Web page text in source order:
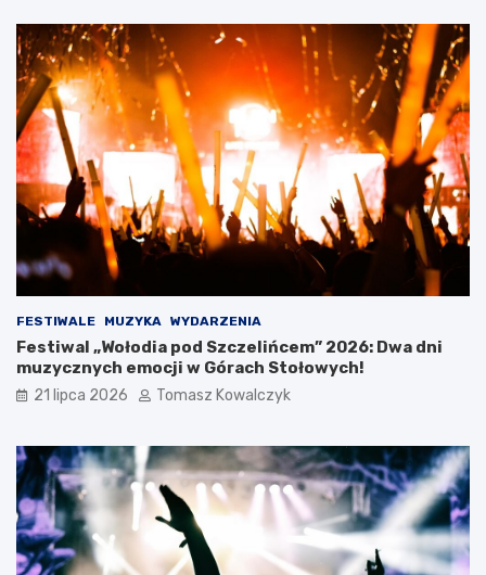
g
o
O
t
w
a
r
c
i
a
a
k
a
c
j
i
FESTIWALE MUZYKA WYDARZENIA
Festiwal „Wołodia pod Szczelińcem” 2026: Dwa dni
muzycznych emocji w Górach Stołowych!
21 lipca 2026 Tomasz Kowalczyk